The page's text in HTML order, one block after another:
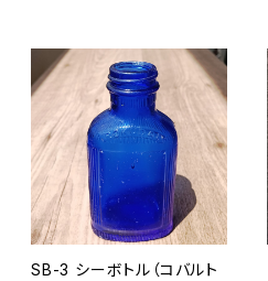
SB-3 シーボトル（コバルト